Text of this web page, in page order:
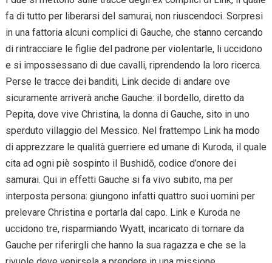
fa di tutto per liberarsi del samurai, non riuscendoci. Sorpresi
in una fattoria alcuni complici di Gauche, che stanno cercando
di rintracciare le figlie del padrone per violentarle, li uccidono
e si impossessano di due cavalli, riprendendo la loro ricerca.
Perse le tracce dei banditi, Link decide di andare ove
sicuramente arriverà anche Gauche: il bordello, diretto da
Pepita, dove vive Christina, la donna di Gauche, sito in uno
sperduto villaggio del Messico. Nel frattempo Link ha modo
di apprezzare le qualità guerriere ed umane di Kuroda, il quale
cita ad ogni piè sospinto il Bushidō, codice d’onore dei
samurai. Qui in effetti Gauche si fa vivo subito, ma per
interposta persona: giungono infatti quattro suoi uomini per
prelevare Christina e portarla dal capo. Link e Kuroda ne
uccidono tre, risparmiando Wyatt, incaricato di tornare da
Gauche per riferirgli che hanno la sua ragazza e che se la